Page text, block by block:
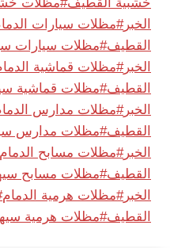
الخبر#مظلات سيارات
القطيف#مظلات سيارات
الخبر#مظلات قماشية
القطيف#مظلات قماشية
الخبر#مظلات مدارس
القطيف#مظلات مدارس
الخبر#مظلات مسابح الدمام
القطيف#مظلات مسابح
الخبر#مظلات هرمية الدمام
القطيف#مظلات هرمية